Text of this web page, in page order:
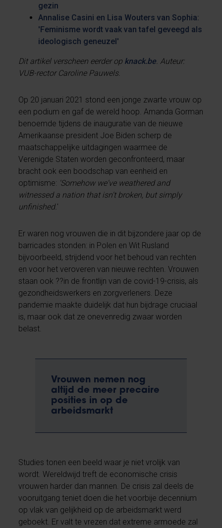
gezin
Annalise Casini en Lisa Wouters van Sophia:
'Feminisme wordt vaak van tafel geveegd als
ideologisch geneuzel'
Dit artikel verscheen eerder op knack.be . Auteur:
VUB-rector Caroline Pauwels.
Op 20 januari 2021 stond een jonge zwarte vrouw op
een podium en gaf de wereld hoop. Amanda Gorman
benoemde tijdens de inauguratie van de nieuwe
Amerikaanse president Joe Biden scherp de
maatschappelijke uitdagingen waarmee de
Verenigde Staten worden geconfronteerd, maar
bracht ook een boodschap van eenheid en
optimisme: 'Somehow we've weathered and
witnessed a nation that isn't broken, but simply
unfinished.'
Er waren nog vrouwen die in dit bijzondere jaar op de
barricades stonden: in Polen en Wit Rusland
bijvoorbeeld, strijdend voor het behoud van rechten
en voor het veroveren van nieuwe rechten. Vrouwen
staan ook ??in de frontlijn van de covid-19-crisis, als
gezondheidswerkers en zorgverleners. Deze
pandemie maakte duidelijk dat hun bijdrage cruciaal
is, maar ook dat ze onevenredig zwaar worden
belast.
Vrouwen nemen nog
altijd de meer precaire
posities in op de
arbeidsmarkt
Studies tonen een beeld waar je niet vrolijk van
wordt. Wereldwijd treft de economische crisis
vrouwen harder dan mannen. De crisis zal deels de
vooruitgang teniet doen die het voorbije decennium
op vlak van gelijkheid op de arbeidsmarkt werd
geboekt. Er valt te vrezen dat extreme armoede zal